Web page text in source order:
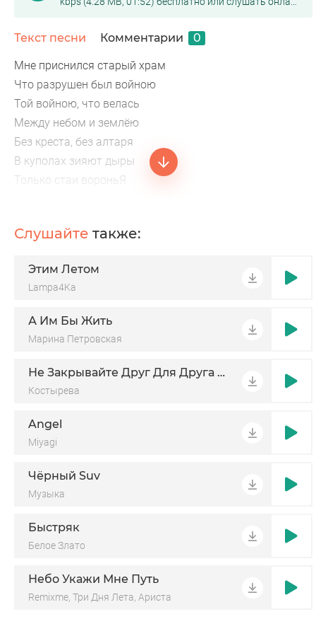
Текст песни Комментарии 0
Мне приснился старый храм
Что разрушен был войною
Той войною, что велась
Между небом и землёю
Без креста, без алтаря
В куполах зияют дыры
Только стаи вороньЯ
Всё по растаскали
Будто все поумирали
Слушайте также:
Этим Летом
Lampa4Ka
А Им Бы Жить
Марина Петровская
Не Закрывайте Друг Для Друга Двери
Костырева
Angel
Miyagi
Чёрный Suv
Музыка
Быстряк
Белое Злато
Небо Укажи Мне Путь
Remixme, Три Дня Лета, Ариста